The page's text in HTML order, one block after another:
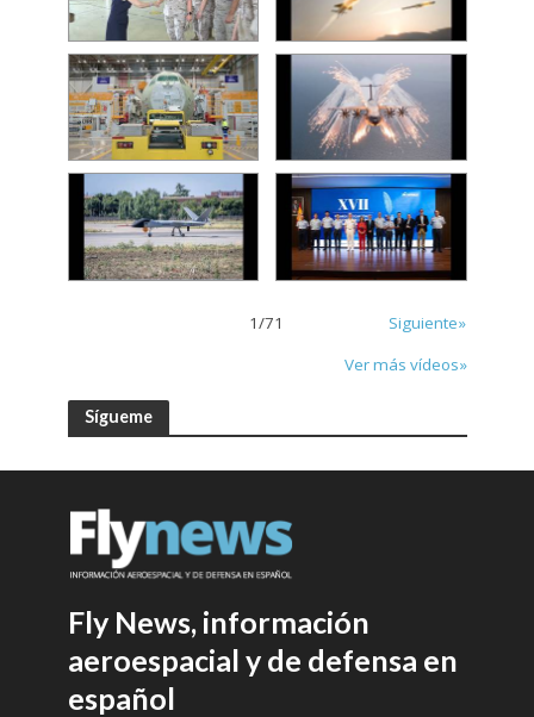
1/71
Siguiente»
Ver más vídeos»
Sígueme
Fly News, información
aeroespacial y de defensa en
español